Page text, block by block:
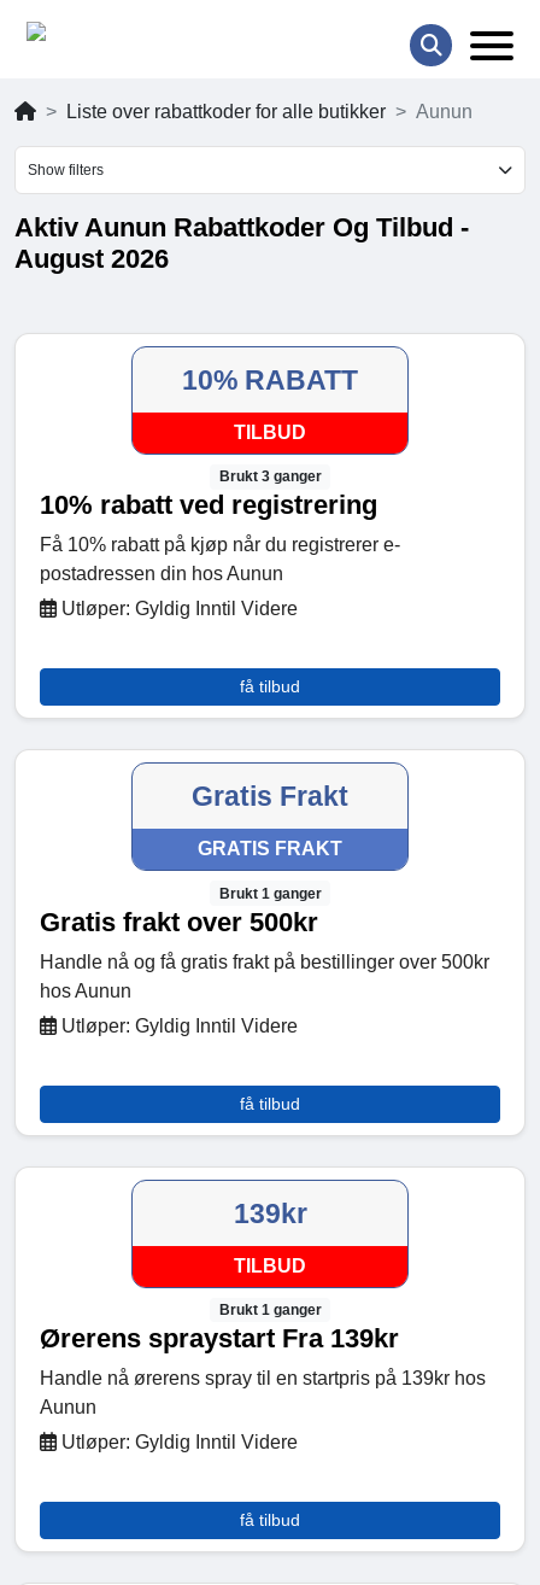
Liste over rabattkoder for alle butikker Aunun
Show filters
Aktiv Aunun Rabattkoder Og Tilbud -
August 2026
10% RABATT
TILBUD
Brukt 3 ganger
10% rabatt ved registrering
Få 10% rabatt på kjøp når du registrerer e-
postadressen din hos Aunun
Utløper: Gyldig Inntil Videre
få tilbud
Gratis Frakt
GRATIS FRAKT
Brukt 1 ganger
Gratis frakt over 500kr
Handle nå og få gratis frakt på bestillinger over 500kr
hos Aunun
Utløper: Gyldig Inntil Videre
få tilbud
139kr
TILBUD
Brukt 1 ganger
Ørerens spraystart Fra 139kr
Handle nå ørerens spray til en startpris på 139kr hos
Aunun
Utløper: Gyldig Inntil Videre
få tilbud